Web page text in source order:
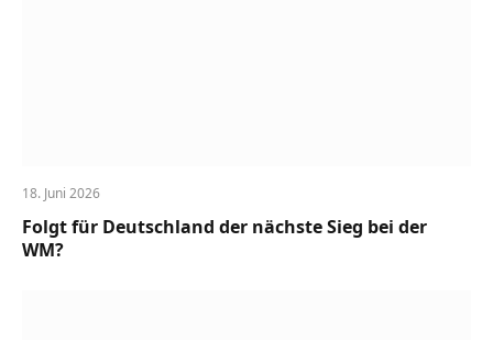
18. Juni 2026
Folgt für Deutschland der nächste Sieg bei der
WM?